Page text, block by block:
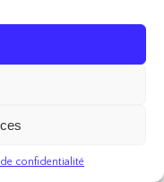
confidentialité
avis sur le contenu de la